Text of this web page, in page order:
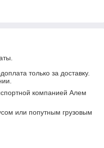
только за доставку.
компанией Алем
или попутным грузовым